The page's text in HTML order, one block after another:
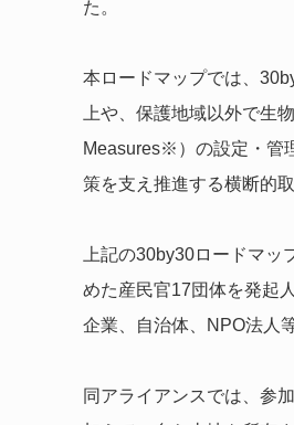
た。
本ロードマップでは、
上や、保護地域以外で生
Measures※）の設定・管
策を支え推進する横断的
上記の30by30ロードマ
めた産民官17団体を発起
企業、自治体、NPO法人
同アライアンスでは、参